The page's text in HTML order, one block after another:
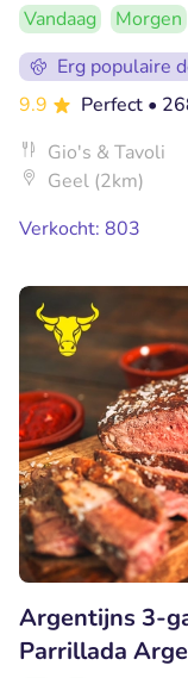
Vandaag Morgen
Erg populaire
9.9
Perfect •
Gio's & Tavoli
Geel (2km)
Verkocht: 803
Argentijns 3-
Parrillada